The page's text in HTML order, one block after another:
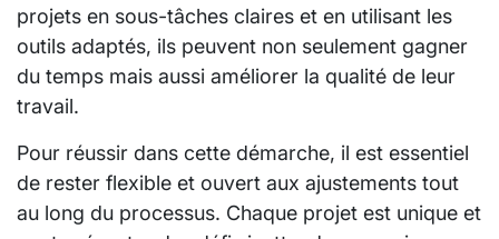
projets en sous-tâches claires et en utilisant les
outils adaptés, ils peuvent non seulement gagner
du temps mais aussi améliorer la qualité de leur
travail.
Pour réussir dans cette démarche, il est essentiel
de rester flexible et ouvert aux ajustements tout
au long du processus. Chaque projet est unique et